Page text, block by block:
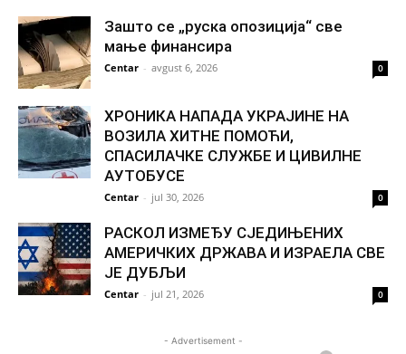
Зашто се „руска опозиција“ све
мање финансира
Centar - avgust 6, 2026 0
ХРОНИКА НАПАДА УКРАЈИНЕ НА
ВОЗИЛА ХИТНЕ ПОМОЋИ,
СПАСИЛАЧКЕ СЛУЖБЕ И ЦИВИЛНЕ
АУТОБУСЕ
Centar - jul 30, 2026 0
РАСКОЛ ИЗМЕЂУ СЈЕДИЊЕНИХ
АМЕРИЧКИХ ДРЖАВА И ИЗРАЕЛА СВЕ
ЈЕ ДУБЉИ
Centar - jul 21, 2026 0
- Advertisement -